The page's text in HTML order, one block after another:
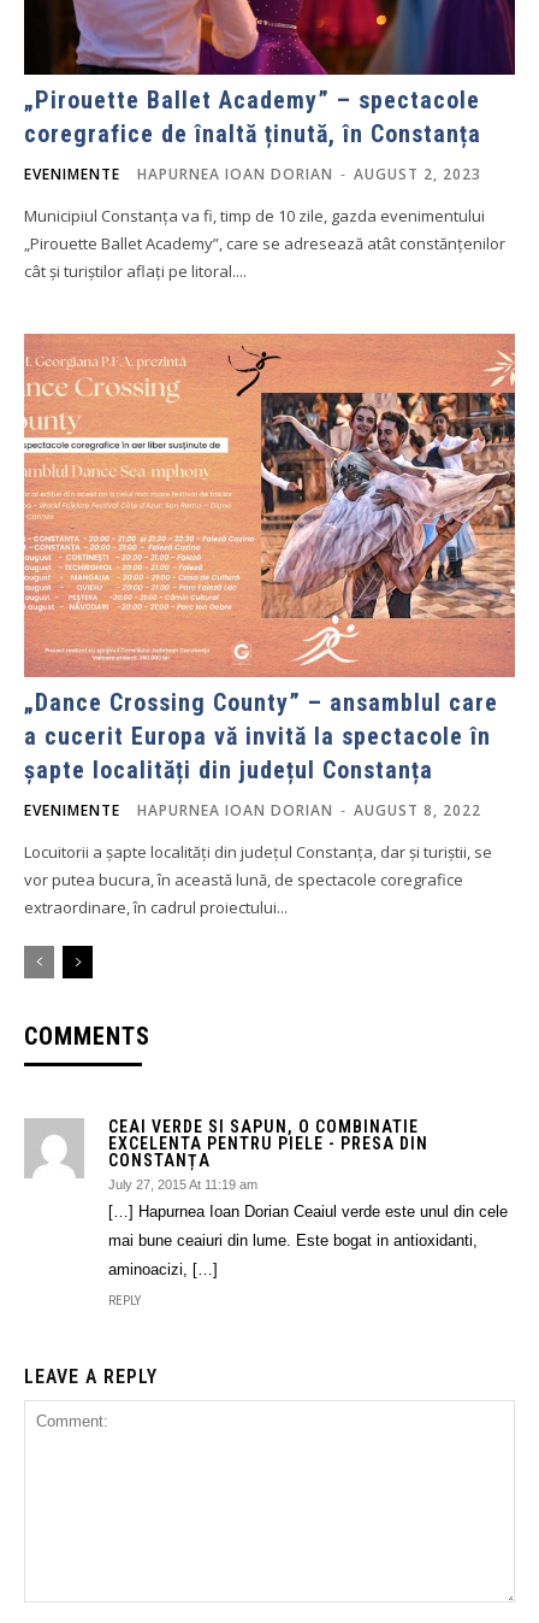
„Pirouette Ballet Academy” – spectacole
coregrafice de înaltă ținută, în Constanța
EVENIMENTE HAPURNEA IOAN DORIAN - AUGUST 2, 2023
Municipiul Constanța va fi, timp de 10 zile, gazda evenimentului
„Pirouette Ballet Academy”, care se adresează atât constănțenilor
cât și turiștilor aflați pe litoral....
„Dance Crossing County” – ansamblul care
a cucerit Europa vă invită la spectacole în
șapte localități din județul Constanța
EVENIMENTE HAPURNEA IOAN DORIAN - AUGUST 8, 2022
Locuitorii a șapte localități din județul Constanța, dar și turiștii, se
vor putea bucura, în această lună, de spectacole coregrafice
extraordinare, în cadrul proiectului...
COMMENTS
CEAI VERDE SI SAPUN, O COMBINATIE
EXCELENTA PENTRU PIELE - PRESA DIN
CONSTANȚA
July 27, 2015 At 11:19 am
[…] Hapurnea Ioan Dorian Ceaiul verde este unul din cele
mai bune ceaiuri din lume. Este bogat in antioxidanti,
aminoacizi, […]
REPLY
LEAVE A REPLY